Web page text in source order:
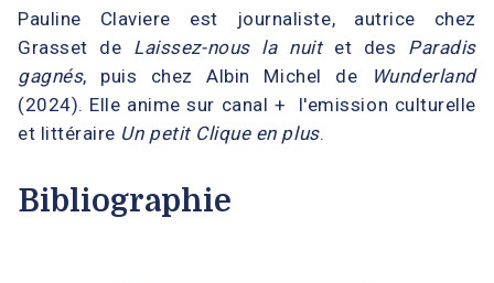
Pauline Claviere est journaliste, autrice chez
Grasset de Laissez-nous la nuitet des Paradis
gagnés, puis chez Albin Michel de
Wunderland
(2024). Elle anime sur canal + l'emission culturelle
et littéraire Un petit Clique en plus.
Bibliographie